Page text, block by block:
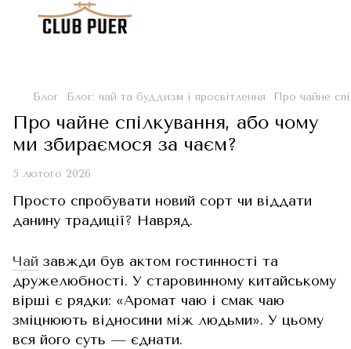
Блог Блог: чай та буддизм і просвітлення Про чайне
Про чайне спілкування, або чому
ми збираємося за чаєм?
5 лютого 2026
Просто спробувати новий сорт чи віддати
данину традиції? Навряд.
Чай завжди був актом гостинності та
дружелюбності. У старовинному китайському
вірші є рядки: «Аромат чаю і смак чаю
зміцнюють відносини між людьми». У цьому
вся його суть — єднати.